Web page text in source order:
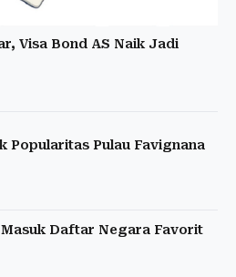
Visa Bond AS Naik Jadi
Popularitas Pulau Favignana
Daftar Negara Favorit